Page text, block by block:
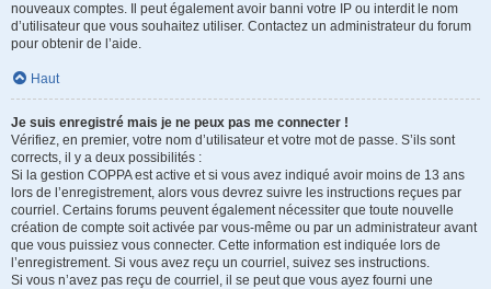
nouveaux comptes. Il peut également avoir banni votre IP ou interdit le nom
d’utilisateur que vous souhaitez utiliser. Contactez un administrateur du forum
pour obtenir de l’aide.
Haut
Je suis enregistré mais je ne peux pas me connecter !
Vérifiez, en premier, votre nom d’utilisateur et votre mot de passe. S’ils sont
corrects, il y a deux possibilités :
Si la gestion COPPA est active et si vous avez indiqué avoir moins de 13 ans
lors de l’enregistrement, alors vous devrez suivre les instructions reçues par
courriel. Certains forums peuvent également nécessiter que toute nouvelle
création de compte soit activée par vous-même ou par un administrateur avant
que vous puissiez vous connecter. Cette information est indiquée lors de
l’enregistrement. Si vous avez reçu un courriel, suivez ses instructions.
Si vous n’avez pas reçu de courriel, il se peut que vous ayez fourni une